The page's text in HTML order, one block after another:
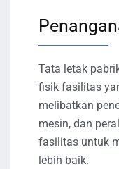
Tata letak
fisik fasilitas
melibatkan
mesin, dan
fasilitas untuk
lebih baik.